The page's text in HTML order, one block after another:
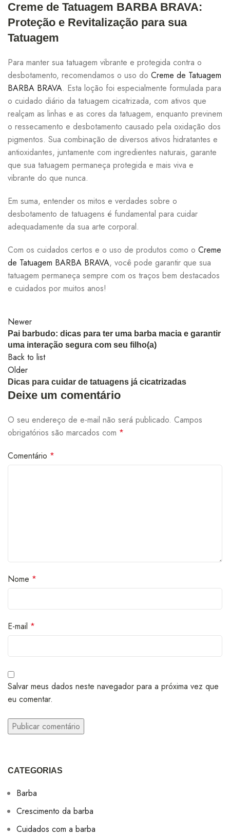
Creme de Tatuagem BARBA BRAVA:
Proteção e Revitalização para sua
Tatuagem
Para manter sua tatuagem vibrante e protegida contra o
desbotamento, recomendamos o uso do Creme de Tatuagem
BARBA BRAVA. Esta loção foi especialmente formulada para
o cuidado diário da tatuagem cicatrizada, com ativos que
realçam as linhas e as cores da tatuagem, enquanto previnem
o ressecamento e desbotamento causado pela oxidação dos
pigmentos. Sua combinação de diversos ativos hidratantes e
antioxidantes, juntamente com ingredientes naturais, garante
que sua tatuagem permaneça protegida e mais viva e
vibrante do que nunca.
Em suma, entender os mitos e verdades sobre o
desbotamento de tatuagens é fundamental para cuidar
adequadamente da sua arte corporal.
Com os cuidados certos e o uso de produtos como o Creme
de Tatuagem BARBA BRAVA, você pode garantir que sua
tatuagem permaneça sempre com os traços bem destacados
e cuidados por muitos anos!
Newer
Pai barbudo: dicas para ter uma barba macia e garantir
uma interação segura com seu filho(a)
Back to list
Older
Dicas para cuidar de tatuagens já cicatrizadas
Deixe um comentário
O seu endereço de e-mail não será publicado. Campos
obrigatórios são marcados com *
Comentário *
Nome *
E-mail *
Salvar meus dados neste navegador para a próxima vez que
eu comentar.
CATEGORIAS
Barba
Crescimento da barba
Cuidados com a barba